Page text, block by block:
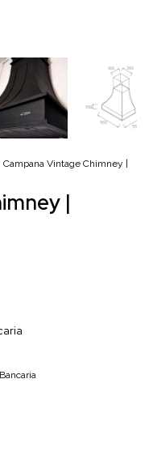
Campana Vintage Chimney |
|